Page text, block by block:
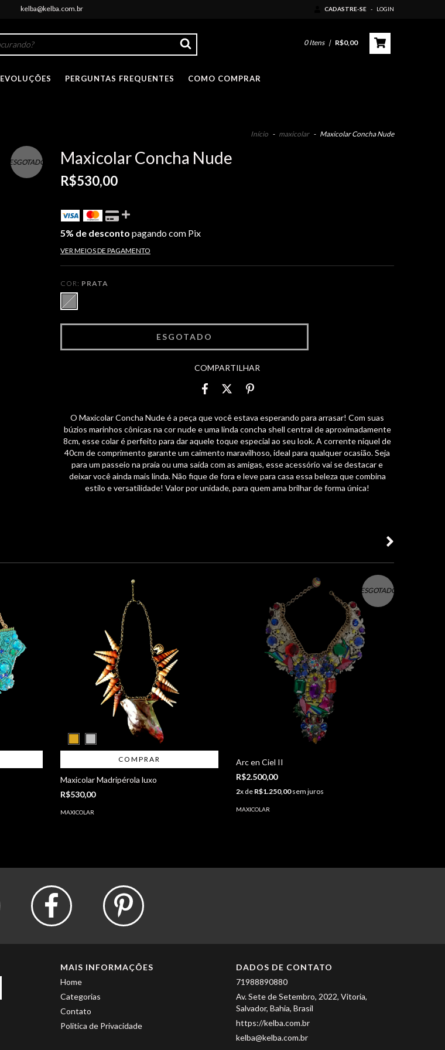
kelba@kelba.com.br CADASTRE-SE - LOGIN
0Itens | R$0,00
PERGUNTAS FREQUENTES COMO COMPRAR
Início - maxicolar - Maxicolar Concha Nude
ESGOTADO Maxicolar Concha Nude
R$530,00
5% de desconto pagando com Pix
VER MEIOS DE PAGAMENTO
COR: PRATA
COMPARTILHAR
O Maxicolar Concha Nude é a peça que você estava esperando para arrasar! Com suas
búzios marinhos cônicas na cor nude e uma linda concha shell central de aproximadamente
8cm, esse colar é perfeito para dar aquele toque especial ao seu look. A corrente niquel de
40cm de comprimento garante um caimento maravilhoso, ideal para qualquer ocasião. Seja
para um passeio na praia ou uma saída com as amigas, esse acessório vai se destacar e
deixar você ainda mais linda. Não fique de fora e leve para casa essa beleza que combina
estilo e versatilidade! Valor por unidade, para quem ama brilhar de forma única!
COMPRAR
Maxicolar Madripérola luxo
R$530,00
MAXICOLAR
ESGOTADO
Arc en Ciel II
R$2.500,00
2x de R$1.250,00sem juros
MAXICOLAR
MAIS INFORMAÇÕES
Home
Categorias
Contato
Politica de Privacidade
DADOS DE CONTATO
71988890880
Av. Sete de Setembro, 2022, Vitoria,
Salvador, Bahia, Brasil
https://kelba.com.br
kelba@kelba.com.br